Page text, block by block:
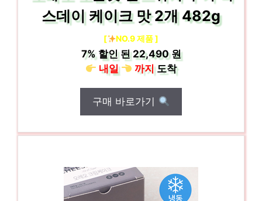
스데이 케이크 맛 2개 482g
[ NO.9 제품 ]
7%할인 된22,490 원
내일
까지도착
구매 바로가기